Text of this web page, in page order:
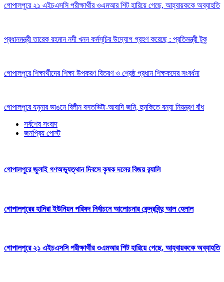
গোপালপুরে ২১ এইচএসসি পরীক্ষার্থীর ওএমআর শিট হারিয়ে গেছে, আহ্বায়ককে অব্যাহতি
প্রধানমন্ত্রী তারেক রহমান নদী খনন কর্মসূচির উদ্যোগ গ্রহণ করেছে : প্রতিমন্ত্রী টুকু
গোপালপুরে শিক্ষার্থীদের শিক্ষা উপকরণ বিতরণ ও শ্রেষ্ঠ প্রধান শিক্ষকদের সংবর্ধনা
গোপালপুরে যমুনার ভাঙনে বিলীন বসতভিটা-আবাদি জমি, হুমকিতে বন্যা নিয়ন্ত্রণ বাঁধ
সর্বশেষ সংবাদ
জনপ্রিয় পোস্ট
গোপালপুরে জুলাই গণঅভ্যুত্থান দিবসে কৃষক দলের বিজয় র‍্যালি
গোপালপুরের হাদিরা ইউনিয়ন পরিষদ নির্বাচনে আলোচনার কেন্দ্রবিন্দু আল হেলাল
গোপালপুরে ২১ এইচএসসি পরীক্ষার্থীর ওএমআর শিট হারিয়ে গেছে, আহ্বায়ককে অব্যাহতি